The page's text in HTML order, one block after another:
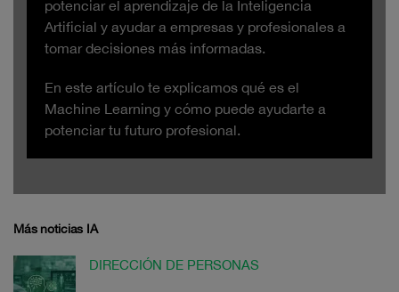
potenciar el aprendizaje de la Inteligencia
Artificial y ayudar a empresas y profesionales a
tomar decisiones más informadas.
En este artículo te explicamos qué es el
Machine Learning y cómo puede ayudarte a
potenciar tu futuro profesional.
Más noticias IA
DIRECCIÓN DE PERSONAS